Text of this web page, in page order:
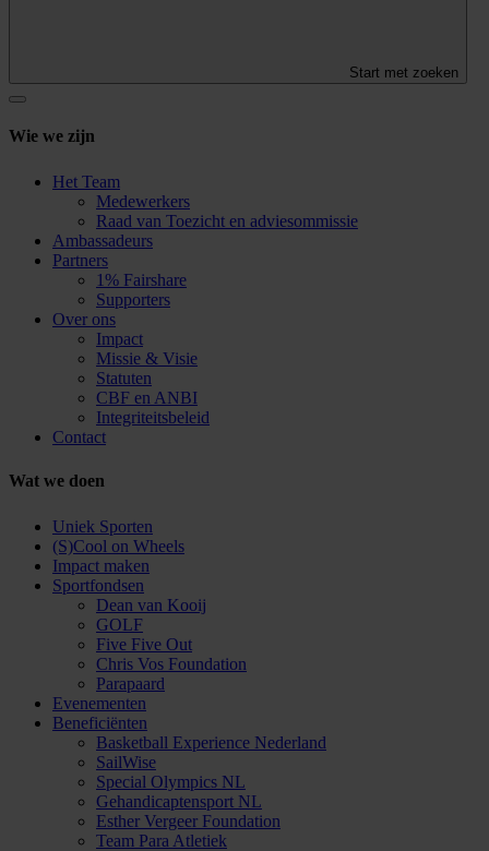
Start met zoeken
Wie we zijn
Het Team
Medewerkers
Raad van Toezicht en adviesommissie
Ambassadeurs
Partners
1% Fairshare
Supporters
Over ons
Impact
Missie & Visie
Statuten
CBF en ANBI
Integriteitsbeleid
Contact
Wat we doen
Uniek Sporten
(S)Cool on Wheels
Impact maken
Sportfondsen
Dean van Kooij
GOLF
Five Five Out
Chris Vos Foundation
Parapaard
Evenementen
Beneficiënten
Basketball Experience Nederland
SailWise
Special Olympics NL
Gehandicaptensport NL
Esther Vergeer Foundation
Team Para Atletiek